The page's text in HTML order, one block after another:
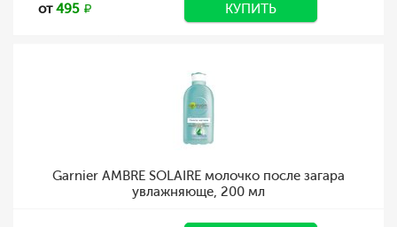
от495 КУПИТЬ
Garnier AMBRE SOLAIRE молочко после загара
увлажняюще, 200 мл